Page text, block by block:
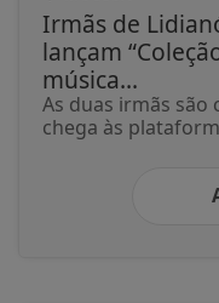
Irmãs de
lançam
música...
As duas irmãs são
chega às